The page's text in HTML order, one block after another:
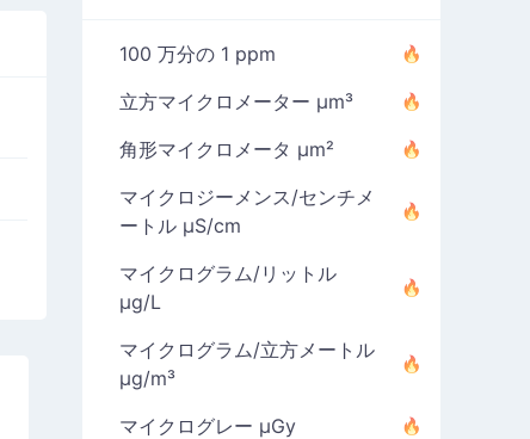
100 万分の 1 ppm
立方マイクロメーター µm³
角形マイクロメータ µm²
マイクロジーメンス/センチメ
ートル µS/cm
マイクログラム/リットル
µg/L
マイクログラム/立方メートル
µg/m³
マイクログレー µGy